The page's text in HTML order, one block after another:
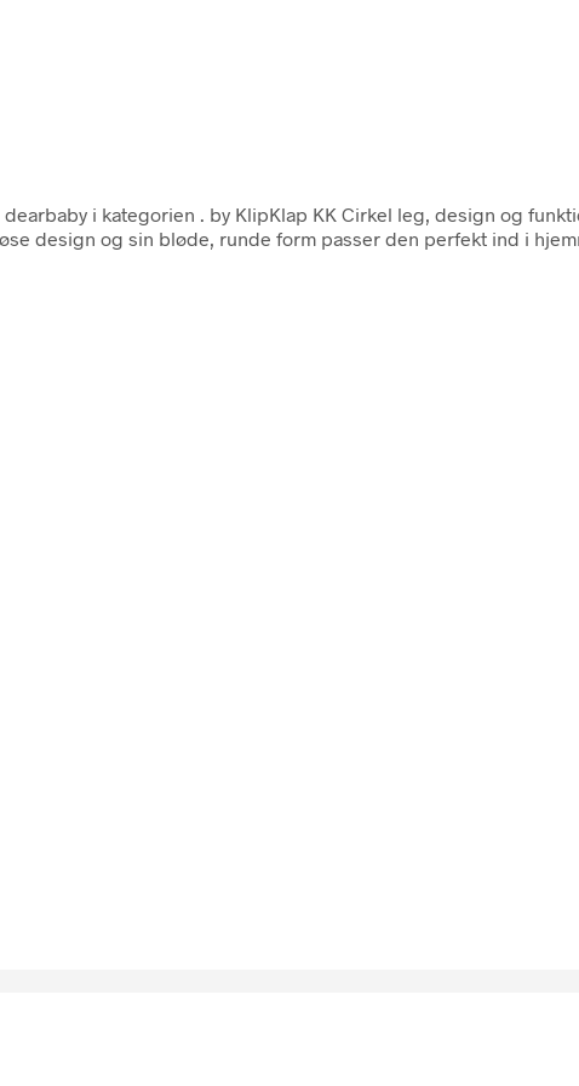
dearbaby i kategorien
. by KlipKlap KK Cirkel leg, design og
design og sin bløde, runde form passer den perfekt ind i